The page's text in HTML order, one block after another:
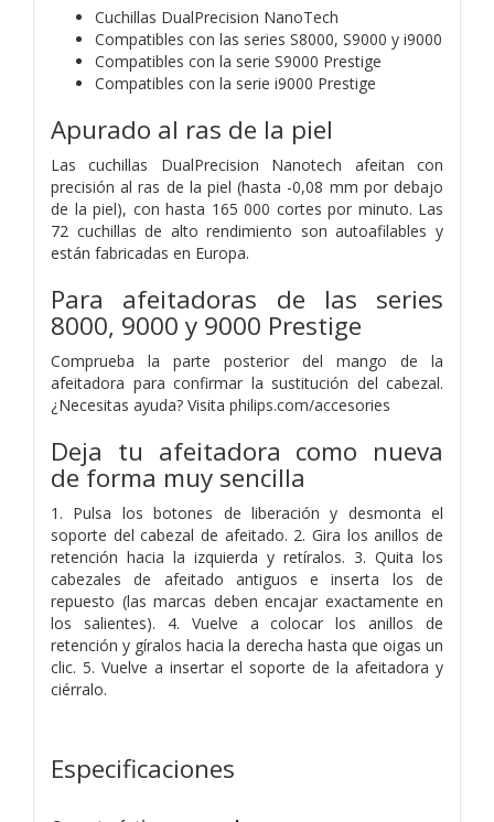
Cuchillas DualPrecision NanoTech
Compatibles con las series S8000, S9000 y i9000
Compatibles con la serie S9000 Prestige
Compatibles con la serie i9000 Prestige
Apurado al ras de la piel
Las cuchillas DualPrecision Nanotech afeitan con
precisión al ras de la piel (hasta -0,08 mm por debajo
de la piel), con hasta 165 000 cortes por minuto. Las
72 cuchillas de alto rendimiento son autoafilables y
están fabricadas en Europa.
Para afeitadoras de las series
8000, 9000 y 9000 Prestige
Comprueba la parte posterior del mango de la
afeitadora para confirmar la sustitución del cabezal.
¿Necesitas ayuda? Visita philips.com/accesories
Deja tu afeitadora como nueva
de forma muy sencilla
1. Pulsa los botones de liberación y desmonta el
soporte del cabezal de afeitado. 2. Gira los anillos de
retención hacia la izquierda y retíralos. 3. Quita los
cabezales de afeitado antiguos e inserta los de
repuesto (las marcas deben encajar exactamente en
los salientes). 4. Vuelve a colocar los anillos de
retención y gíralos hacia la derecha hasta que oigas un
clic. 5. Vuelve a insertar el soporte de la afeitadora y
ciérralo.
Especificaciones